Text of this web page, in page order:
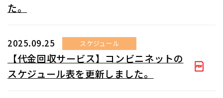
た。
2025.09.25 スケジュール
【代金回収サービス】コンビニネットの
スケジュール表を更新しました。